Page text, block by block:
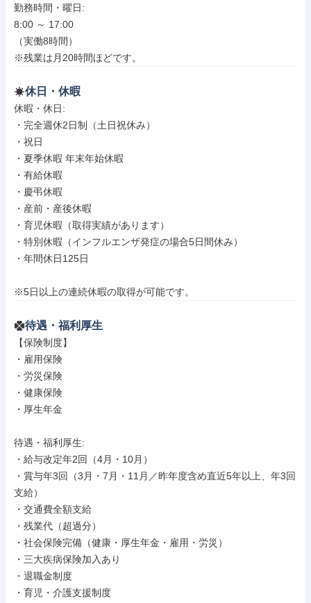
勤務時間・曜日:
8:00 ～ 17:00
（実働8時間）
※残業は月20時間ほどです。
休日・休暇
休暇・休日:
・完全週休2日制（土日祝休み）
・祝日
・夏季休暇 年末年始休暇
・有給休暇
・慶弔休暇
・産前・産後休暇
・育児休暇（取得実績があります）
・特別休暇（インフルエンザ発症の場合5日間休み）
・年間休日125日
※5日以上の連続休暇の取得が可能です。
待遇・福利厚生
【保険制度】
・雇用保険
・労災保険
・健康保険
・厚生年金
待遇・福利厚生:
・給与改定年2回（4⽉・10⽉）
・賞与年3回（3⽉・7⽉・11⽉／昨年度含め直近5年以上、年3回
⽀給）
・交通費全額⽀給
・残業代（超過分）
・社会保険完備（健康・厚⽣年⾦・雇⽤・労災）
・三⼤疾病保険加⼊あり
・退職⾦制度
・育児・介護⽀援制度